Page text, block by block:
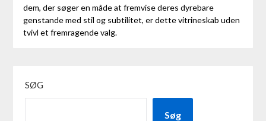
dem, der søger en måde at fremvise deres dyrebare
genstande med stil og subtilitet, er dette vitrineskab uden
tvivl et fremragende valg.
SØG
Søg